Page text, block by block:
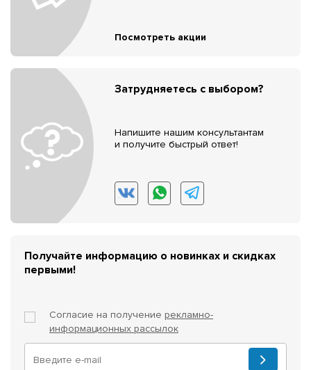
Посмотреть акции
Затрудняетесь с выбором?
Напишите нашим консультантам
и получите быстрый ответ!
Получайте информацию о новинках и скидках
первыми!
Согласие на получение рекламно-
информационных рассылок